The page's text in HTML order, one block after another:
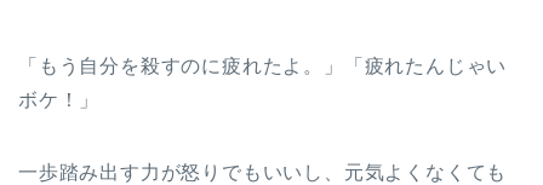
「もう自分を殺すのに疲れたよ。」「疲れたんじゃい
ボケ！」
一歩踏み出す力が怒りでもいいし、元気よくなくても